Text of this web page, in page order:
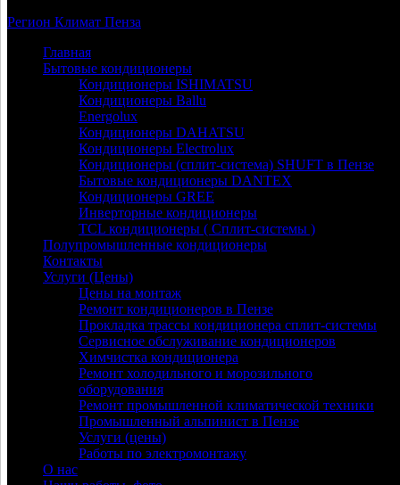
Регион Климат Пенза
Главная
Бытовые кондиционеры
Кондиционеры ISHIMATSU
Кондиционеры Ballu
Energolux
Кондиционеры DAHATSU
Кондиционеры Electrolux
Кондиционеры (сплит-система) SHUFT в Пензе
Бытовые кондиционеры DANTEX
Кондиционеры GREE
Инверторные кондиционеры
TCL кондиционеры ( Сплит-системы )
Полупромышленные кондиционеры
Контакты
Услуги (Цены)
Цены на монтаж
Ремонт кондиционеров в Пензе
Прокладка трассы кондиционера сплит-системы
Сервисное обслуживание кондиционеров
Химчистка кондиционера
Ремонт холодильного и морозильного
оборудования
Ремонт промышленной климатической техники
Промышленный альпинист в Пензе
Услуги (цены)
Работы по электромонтажу
О нас